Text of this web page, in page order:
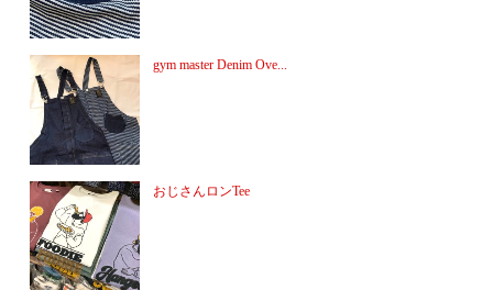
gym master Denim Ove...
おじさんロンTee